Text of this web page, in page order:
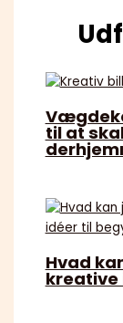
til at
Hvad
kreative